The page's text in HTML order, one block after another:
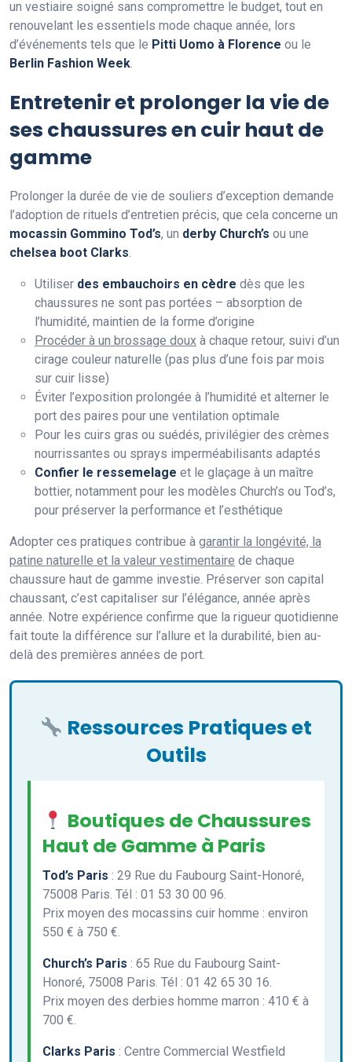
un vestiaire soigné sans compromettre le budget, tout en
renouvelant les essentiels mode chaque année, lors
d’événements tels que le Pitti Uomo à Florence ou le
Berlin Fashion Week.
Entretenir et prolonger la vie de
ses chaussures en cuir haut de
gamme
Prolonger la durée de vie de souliers d’exception demande
l’adoption de rituels d’entretien précis, que cela concerne un
mocassin Gommino Tod’s, un derby Church’s ou une
chelsea boot Clarks.
Utiliser des embauchoirs en cèdre dès que les
chaussures ne sont pas portées – absorption de
l’humidité, maintien de la forme d’origine
Procéder à un brossage doux à chaque retour, suivi d’un
cirage couleur naturelle (pas plus d’une fois par mois
sur cuir lisse)
Éviter l’exposition prolongée à l’humidité et alterner le
port des paires pour une ventilation optimale
Pour les cuirs gras ou suédés, privilégier des crèmes
nourrissantes ou sprays imperméabilisants adaptés
Confier le ressemelage et le glaçage à un maître
bottier, notamment pour les modèles Church’s ou Tod’s,
pour préserver la performance et l’esthétique
Adopter ces pratiques contribue à garantir la longévité, la
patine naturelle et la valeur vestimentaire de chaque
chaussure haut de gamme investie. Préserver son capital
chaussant, c’est capitaliser sur l’élégance, année après
année. Notre expérience confirme que la rigueur quotidienne
fait toute la différence sur l’allure et la durabilité, bien au-
delà des premières années de port.
Ressources Pratiques et
Outils
Boutiques de Chaussures
Haut de Gamme à Paris
Tod’s Paris : 29 Rue du Faubourg Saint-Honoré,
75008 Paris. Tél : 01 53 30 00 96.
Prix moyen des mocassins cuir homme : environ
550 € à 750 €.
Church’s Paris : 65 Rue du Faubourg Saint-
Honoré, 75008 Paris. Tél : 01 42 65 30 16.
Prix moyen des derbies homme marron : 410 € à
700 €.
Clarks Paris : Centre Commercial Westfield